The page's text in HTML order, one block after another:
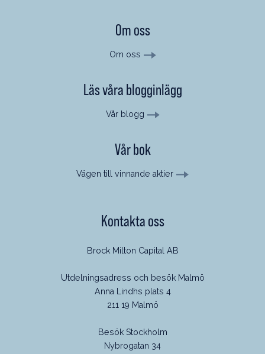
Om oss
Om oss
Läs våra blogginlägg
Vår blogg
Vår bok
Vägen till vinnande aktier
Kontakta oss
Brock Milton Capital AB
Utdelningsadress och besök Malmö
Anna Lindhs plats 4
211 19 Malmö
Besök Stockholm
Nybrogatan 34